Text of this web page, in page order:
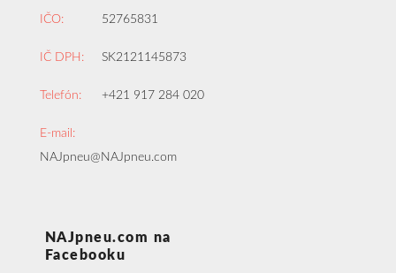
IČO: 52765831
IČ DPH: SK2121145873
Telefón: +421 917 284 020
E-mail:
NAJpneu@NAJpneu.com
NAJpneu.com na
Facebooku